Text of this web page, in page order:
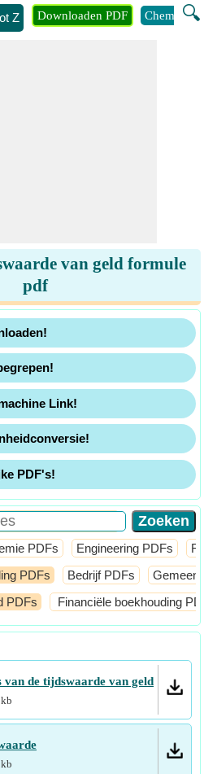
Z 🔍
Downloaden PDF Chemie
van geld formule
pdf
Link!
PDF's!
PDFs Engineering PDFs
PDFs Bedrijf PDFs
PDFs Financiële boekhouding PDFs
van de tijdswaarde van geld
kb
kb